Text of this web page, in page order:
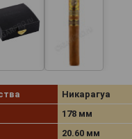
Никарагуа
178 мм
20.60 мм